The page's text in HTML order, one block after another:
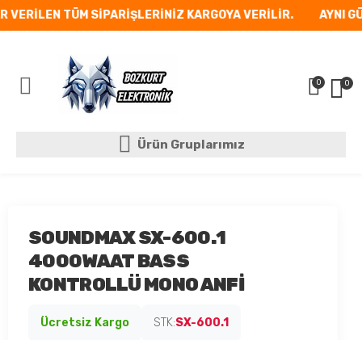
TÜM SİPARİŞLERİNİZ KARGOYA VERİLİR. AYNI
Mobil Menü
0 0
Ürün Gruplarımız
Ürün Gruplarımız
SOUNDMAX SX-600.1
4000WAAT BASS
KONTROLLÜ MONO ANFİ
Ücretsiz Kargo STK:SX-600.1